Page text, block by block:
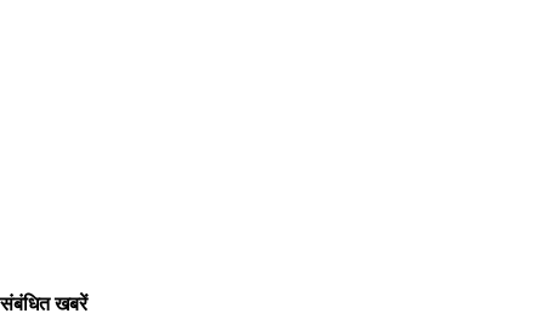
संबंधित खबरें